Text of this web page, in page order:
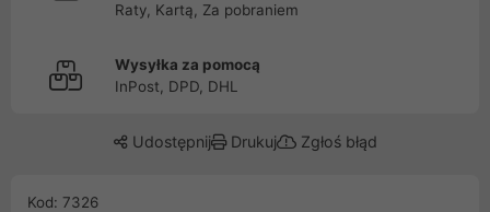
Raty, Kartą, Za pobraniem
Wysyłka za pomocą
InPost, DPD, DHL
Udostępnij Drukuj Zgłoś błąd
Kod: 7326